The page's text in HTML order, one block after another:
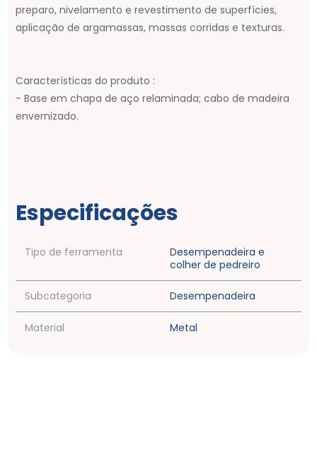
preparo, nivelamento e revestimento de superfícies,
aplicação de argamassas, massas corridas e texturas.
Características do produto :
- Base em chapa de aço relaminada; cabo de madeira
envernizado.
Especificações
Tipo de ferramenta
Desempenadeira e
colher de pedreiro
Subcategoria Desempenadeira
Material Metal